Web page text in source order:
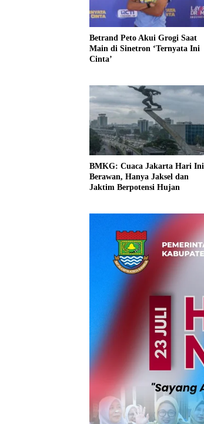
Betrand Peto Akui Grogi Saat
Main di Sinetron ‘Ternyata Ini
Cinta’
BMKG: Cuaca Jakarta Hari Ini
Berawan, Hanya Jaksel dan
Jaktim Berpotensi Hujan